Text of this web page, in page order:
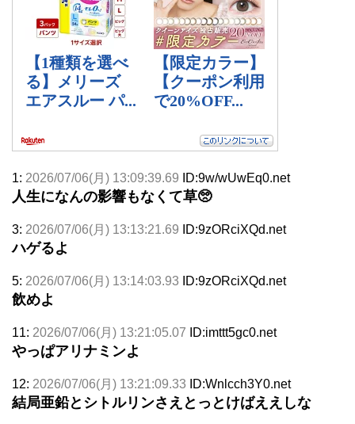
1: 2026/07/06(月) 13:09:39.69 ID:9w/wUwEq0.net
人生になんの影響もなくて草🥺
3: 2026/07/06(月) 13:13:21.69 ID:9zORciXQd.net
ハゲるよ
5: 2026/07/06(月) 13:14:03.93 ID:9zORciXQd.net
飲めよ
11: 2026/07/06(月) 13:21:05.07 ID:imttt5gc0.net
やっぱアリナミンよ
12: 2026/07/06(月) 13:21:09.33 ID:Wnlcch3Y0.net
結局亜鉛とシトルリンさえとっとけばええしな